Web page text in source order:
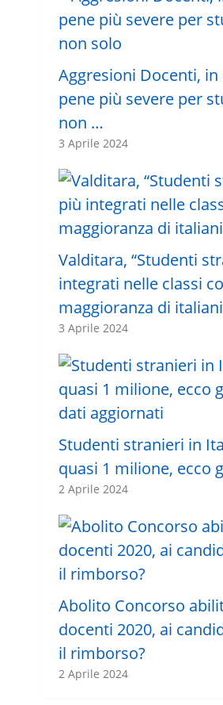
Aggresioni Docenti,
pene più severe per
non …
3 Aprile 2024
Valditara, “Studenti
integrati nelle classi
maggioranza di
3 Aprile 2024
Studenti stranieri in
quasi 1 milione, ecco
2 Aprile 2024
Abolito Concorso
docenti 2020, ai
il rimborso?
2 Aprile 2024